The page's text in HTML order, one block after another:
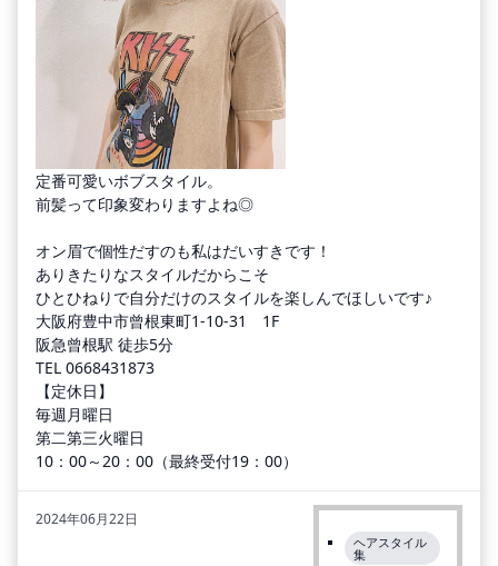
定番可愛いボブスタイル。
前髪って印象変わりますよね◎
オン眉で個性だすのも私はだいすきです！
ありきたりなスタイルだからこそ
ひとひねりで自分だけのスタイルを楽しんでほしいです♪
大阪府豊中市曾根東町1-10-31 1F
阪急曾根駅 徒歩5分
TEL 0668431873
【定休日】
毎週月曜日
第二第三火曜日
10：00～20：00（最終受付19：00）
2024年06月22日
ヘアスタイル
集